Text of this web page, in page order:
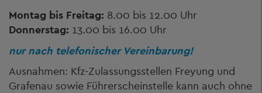
Montag bis Freitag: 8.00 bis 12.00 Uhr
Donnerstag: 13.00 bis 16.00 Uhr
nur nach telefonischer Vereinbarung!
Ausnahmen: Kfz-Zulassungsstellen Freyung und
Grafenau sowie Führerscheinstelle kann auch ohne